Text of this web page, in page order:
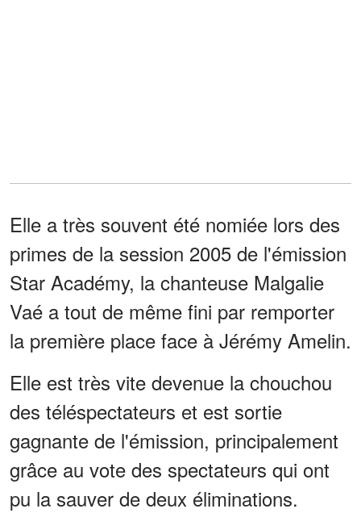
Elle a très souvent été nomiée lors des
primes de la session 2005 de l'émission
Star Académy, la chanteuse Malgalie
Vaé a tout de même fini par remporter
la première place face à Jérémy Amelin.
Elle est très vite devenue la chouchou
des téléspectateurs et est sortie
gagnante de l'émission, principalement
grâce au vote des spectateurs qui ont
pu la sauver de deux éliminations.